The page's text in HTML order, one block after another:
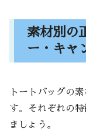
素材別の
ー・キャ
トートバッグの
す。それぞれの
ましょう。